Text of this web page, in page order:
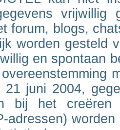
forum, blogs,
worden gesteld
en spontaan
21 juni 2004,
bij het
adressen)